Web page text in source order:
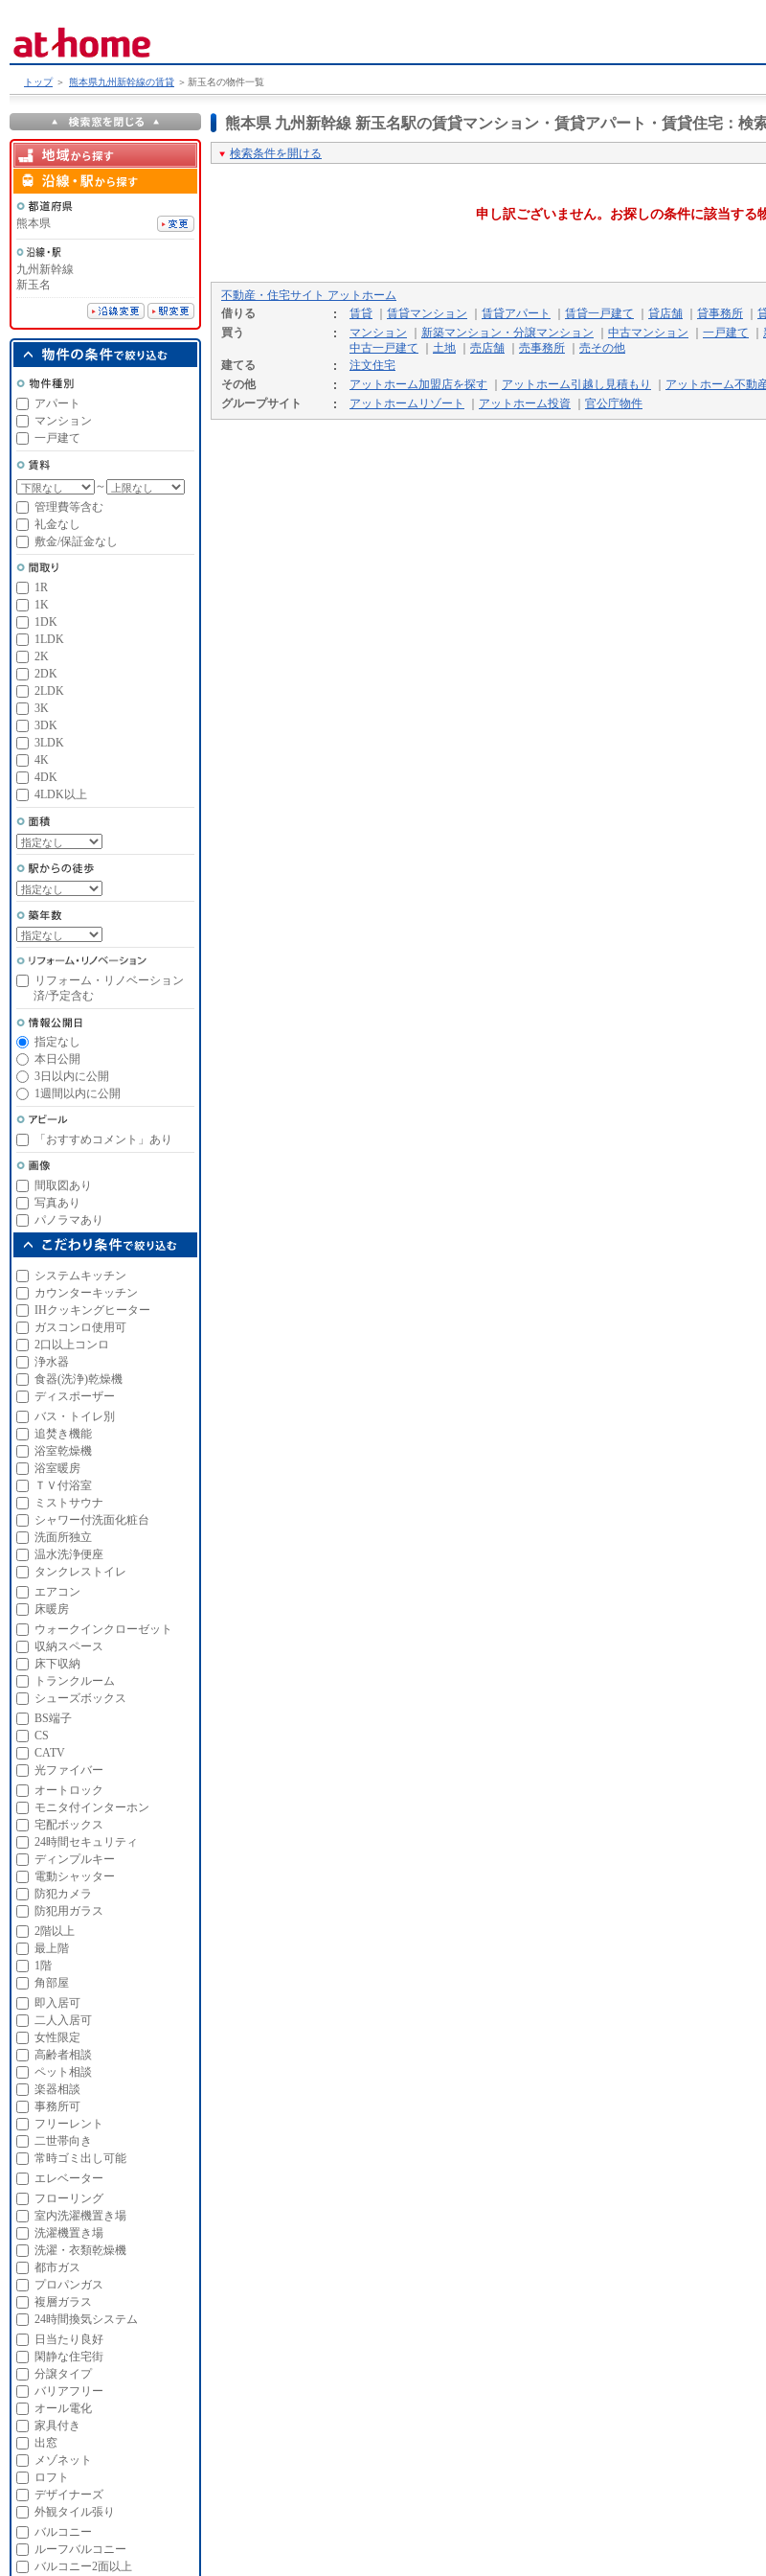
トップ ＞ 熊本県九州新幹線の賃貸 ＞ 新玉名の物件一覧
熊本県 九州新幹線 新玉名駅の賃貸マンション・賃貸アパート・賃貸住宅 ：検
検索条件を開ける
申し訳ございません。お探しの条件に該当する
不動産・住宅サイト アットホーム
借りる
賃貸 賃貸マンション 賃貸アパート 賃貸一戸建て 貸店舗 貸事務所
買う
マンション 新築マンション・分譲マンション 中古マンション 一戸建て
中古一戸建て
土地 売店舗 売事務所
売その他
建てる
注文住宅
その他
アットホーム加盟店を探す アットホーム引越し見積もり アットホーム不動
グループサイト
アットホームリゾート アットホーム投資 官公庁物件
熊本県
九州新幹線
新玉名
アパート
マンション
一戸建て
～
管理費等含む
礼金なし
敷金/保証金なし
1R
1K
1DK
1LDK
2K
2DK
2LDK
3K
3DK
3LDK
4K
4DK
4LDK以上
リフォーム・リノベーション
済/予定含む
指定なし
本日公開
3日以内に公開
1週間以内に公開
「おすすめコメント」あり
間取図あり
写真あり
パノラマあり
システムキッチン
カウンターキッチン
IHクッキングヒーター
ガスコンロ使用可
2口以上コンロ
浄水器
食器(洗浄)乾燥機
ディスポーザー
バス・トイレ別
追焚き機能
浴室乾燥機
浴室暖房
ＴＶ付浴室
ミストサウナ
シャワー付洗面化粧台
洗面所独立
温水洗浄便座
タンクレストイレ
エアコン
床暖房
ウォークインクローゼット
収納スペース
床下収納
トランクルーム
シューズボックス
BS端子
CS
CATV
光ファイバー
オートロック
モニタ付インターホン
宅配ボックス
24時間セキュリティ
ディンプルキー
電動シャッター
防犯カメラ
防犯用ガラス
2階以上
最上階
1階
角部屋
即入居可
二人入居可
女性限定
高齢者相談
ペット相談
楽器相談
事務所可
フリーレント
二世帯向き
常時ゴミ出し可能
エレベーター
フローリング
室内洗濯機置き場
洗濯機置き場
洗濯・衣類乾燥機
都市ガス
プロパンガス
複層ガラス
24時間換気システム
日当たり良好
閑静な住宅街
分譲タイプ
バリアフリー
オール電化
家具付き
出窓
メゾネット
ロフト
デザイナーズ
外観タイル張り
バルコニー
ルーフバルコニー
バルコニー2面以上